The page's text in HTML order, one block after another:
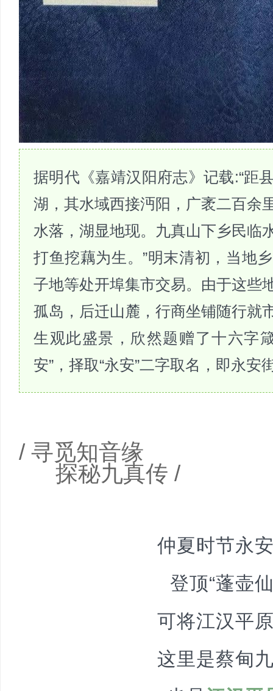
据明代《嘉靖汉阳府志》记载:“距
湖，其水域西接沔阳，广袤二百余
水落，湖显地现。九真山下乡民临
打鱼挖藕为生。”明末清初，当地
子地等处开埠集市交易。由于这些
孤岛，后迁山麓，行商坐铺随行就
生观此盛景，欣然题赠了十六字
安”，择取“永安”二字取名，即永安
/ 寻觅知音缘
探秘九真传 /
仲夏时节永
登顶“蓬壶
可将江汉平
这里是蔡甸